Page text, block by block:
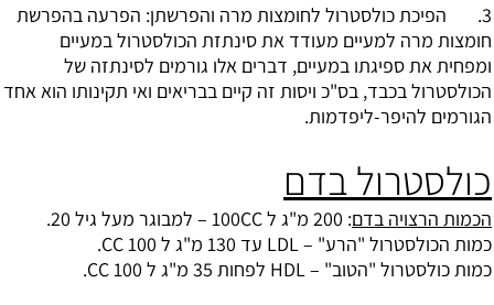
3. הפיכת כולסטרול לחומצות מרה והפרשתן: הפרעה בהפרשת
חומצות מרה למעיים מעודד את סינתזת הכולסטרול במעיים
ומפחית את ספיגתו במעיים, דברים אלו גורמים לסינתזה של
הכולסטרול בכבד, בס"כ ויסות זה קיים בבריאים ואי תקינותו הוא אחד
הגורמים להיפר-ליפדמות.
כולסטרול בדם
הכמות הרצויה בדם: 200 מ"ג ל 100CC – למבוגר מעל גיל 20.
כמות הכולסטרול "הרע" – LDL עד 130 מ"ג ל CC 100.
כמות כולסטרול "הטוב" – HDL לפחות 35 מ"ג ל CC 100.